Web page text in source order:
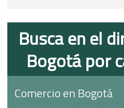
Busca en el
Bogotá por
Comercio en Bogotá